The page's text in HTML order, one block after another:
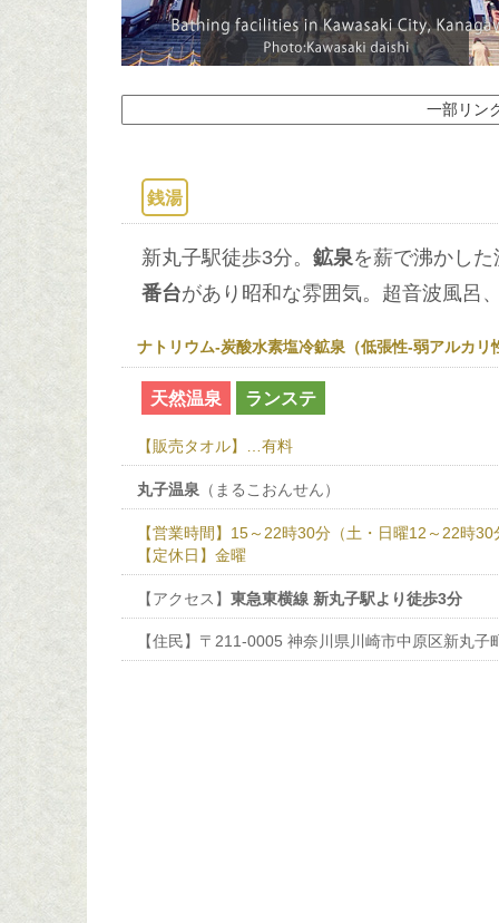
一部リン
銭湯
新丸子駅徒歩3分。 鉱泉を薪で沸かし
番台があり昭和な雰囲気。超音波風呂
ナトリウム-炭酸水素塩冷鉱泉（低張性-弱アルカ
天然温泉 ランステ
【販売タオル】…有料
丸子温泉 （まるこおんせん）
【営業時間】15～22時30分（土・日曜12～22時30
【定休日】金曜
【アクセス】東急東横線 新丸子駅より徒歩3分
【住民】〒211-0005 神奈川県川崎市中原区新丸子